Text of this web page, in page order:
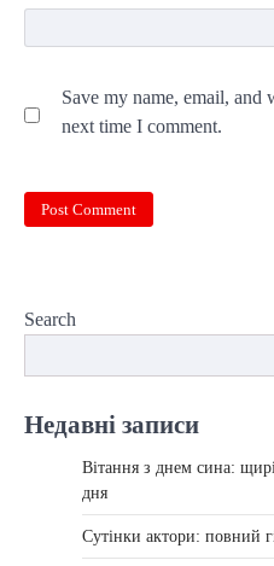
Save my name, email, and
next time I comment.
Search
Недавні записи
Вітання з днем сина:
дня
Сутінки актори: повний